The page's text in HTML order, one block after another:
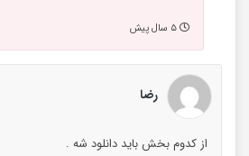
رضا
از کدوم بخش باید دانلود شه .